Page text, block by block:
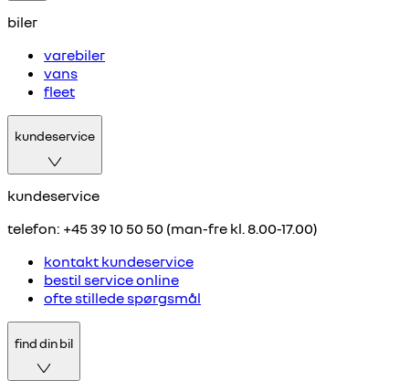
biler
varebiler
vans
fleet
kundeservice
kundeservice
telefon: +45 39 10 50 50 (man-fre kl. 8.00-17.00)
kontakt kundeservice
bestil service online
ofte stillede spørgsmål
find din bil